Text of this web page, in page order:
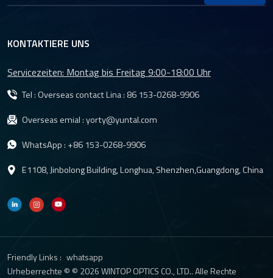
KONTAKTIERE UNS
Servicezeiten: Montag bis Freitag 9:00-18:00 Uhr
Tel : Overseas contact Lina : 86 153-0268-9906
Overseas emial :yorty@yuntal.com
WhatsApp : +86 153-0268-9906
E1108, Jinbolong Building, Longhua, Shenzhen,Guangdong, China
Friendly Links : whatsapp
Urheberrechte © © 2026 WINTOP OPTICS CO., LTD.. Alle Rechte